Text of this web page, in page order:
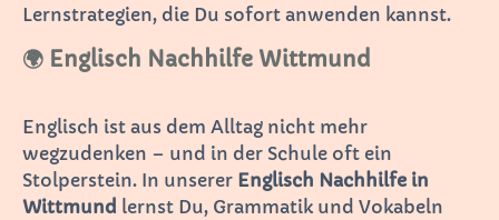
Lernstrategien, die Du sofort anwenden kannst.
🌍 Englisch Nachhilfe Wittmund
Englisch ist aus dem Alltag nicht mehr
wegzudenken – und in der Schule oft ein
Stolperstein. In unserer Englisch Nachhilfe in
Wittmund lernst Du, Grammatik und Vokabeln